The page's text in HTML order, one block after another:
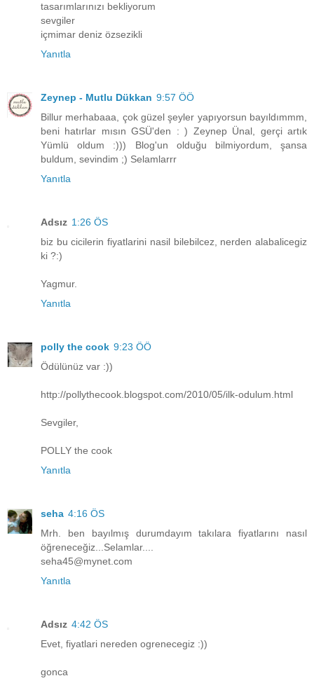
tasarımlarınızı bekliyorum
sevgiler
içmimar deniz özsezikli
Yanıtla
Zeynep - Mutlu Dükkan 9:57 ÖÖ
Billur merhabaaa, çok güzel şeyler yapıyorsun bayıldımmm,
beni hatırlar mısın GSÜ'den : ) Zeynep Ünal, gerçi artık
Yümlü oldum :))) Blog'un olduğu bilmiyordum, şansa
buldum, sevindim ;) Selamlarrr
Yanıtla
Adsız 1:26 ÖS
biz bu cicilerin fiyatlarini nasil bilebilcez, nerden alabalicegiz
ki ?:)
Yagmur.
Yanıtla
polly the cook 9:23 ÖÖ
Ödülünüz var :))
http://pollythecook.blogspot.com/2010/05/ilk-odulum.html
Sevgiler,
POLLY the cook
Yanıtla
seha 4:16 ÖS
Mrh. ben bayılmış durumdayım takılara fiyatlarını nasıl
öğreneceğiz...Selamlar....
seha45@mynet.com
Yanıtla
Adsız 4:42 ÖS
Evet, fiyatlari nereden ogrenecegiz :))
gonca